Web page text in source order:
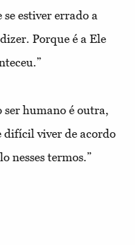
estiver errado a
Porque é a Ele
ser humano é outra,
difícil viver de acordo
nesses termos.”